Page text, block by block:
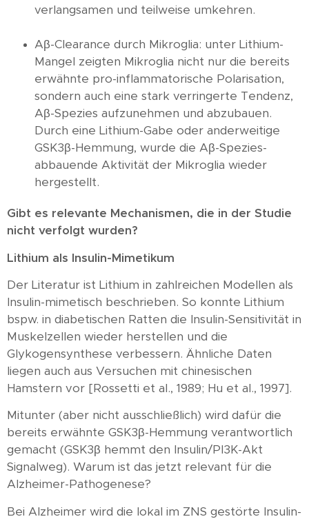
verlangsamen und teilweise umkehren.
Aβ-Clearance durch Mikroglia: unter Lithium-
Mangel zeigten Mikroglia nicht nur die bereits
erwähnte pro-inflammatorische Polarisation,
sondern auch eine stark verringerte Tendenz,
Aβ-Spezies aufzunehmen und abzubauen.
Durch eine Lithium-Gabe oder anderweitige
GSK3β-Hemmung, wurde die Aβ-Spezies-
abbauende Aktivität der Mikroglia wieder
hergestellt.
Gibt es relevante Mechanismen, die in der Studie
nicht verfolgt wurden?
Lithium als Insulin-Mimetikum
Der Literatur ist Lithium in zahlreichen Modellen als
Insulin-mimetisch beschrieben. So konnte Lithium
bspw. in diabetischen Ratten die Insulin-Sensitivität in
Muskelzellen wieder herstellen und die
Glykogensynthese verbessern. Ähnliche Daten
liegen auch aus Versuchen mit chinesischen
Hamstern vor [Rossetti et al., 1989; Hu et al., 1997].
Mitunter (aber nicht ausschließlich) wird dafür die
bereits erwähnte GSK3β-Hemmung verantwortlich
gemacht (GSK3β hemmt den Insulin/PI3K-Akt
Signalweg). Warum ist das jetzt relevant für die
Alzheimer-Pathogenese?
Bei Alzheimer wird die lokal im ZNS gestörte Insulin-